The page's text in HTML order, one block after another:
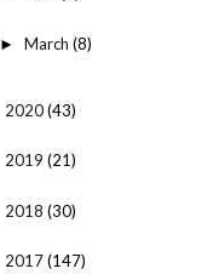
► March (8)
2020(43)
2019(21)
2018(30)
2017(147)